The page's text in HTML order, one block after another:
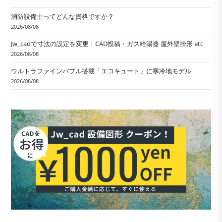
消防設備士ってどんな資格ですか？
2026/08/08
Jw_cadで寸法の設定を変更｜CAD投稿・ガス給湯器 屋外壁掛形 etc
2026/08/08
ウルトラファインバブル搭載「エコキュート」に寒冷地モデル
2026/08/08